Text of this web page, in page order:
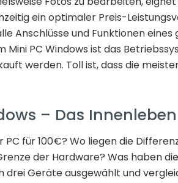
ein optimaler Preis-
Anschlüsse und Funktionen
Mini PC Windows ist das
werden. Toll ist, dass die
– Das Innenleben
PC für 100€? Wo liegen die
der Hardware? Was haben
drei Geräte ausgewählt und